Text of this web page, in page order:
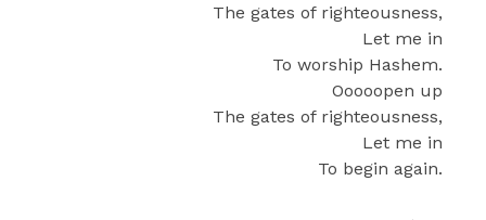
The gates of righteousness,
Let me in
To worship Hashem.
Ooooopen up
The gates of righteousness,
Let me in
To begin again.